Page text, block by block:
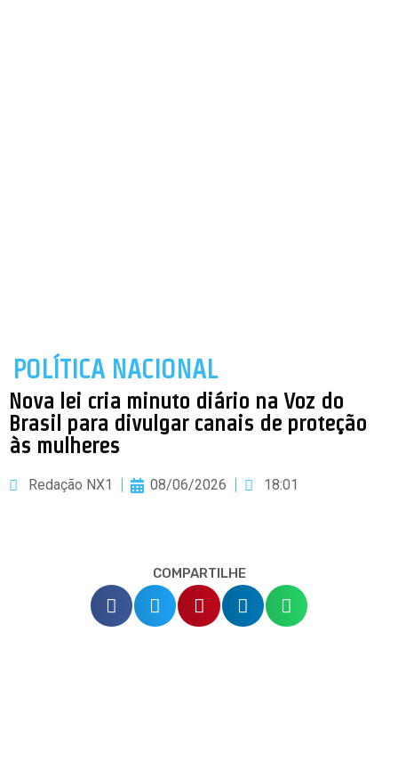
POLÍTICA NACIONAL
Nova lei cria minuto diário na Voz do
Brasil para divulgar canais de proteção
às mulheres
Redação NX1 08/06/2026 18:01
COMPARTILHE